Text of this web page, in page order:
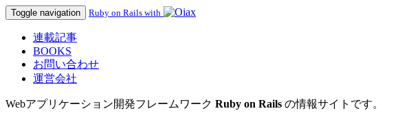
Toggle navigation Ruby on Rails with
連載記事
BOOKS
お問い合わせ
運営会社
Webアプリケーション開発フレームワーク Ruby on Rails の情報サイトです。